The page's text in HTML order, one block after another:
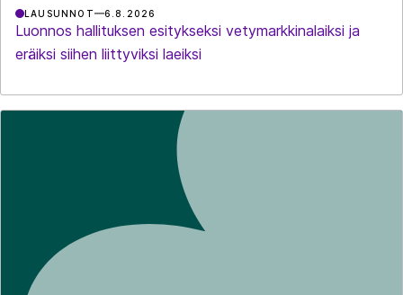
LAUSUNNOT 6.8.2026
Luonnos hallituksen esitykseksi vetymarkkinalaiksi ja
eräiksi siihen liittyviksi laeiksi